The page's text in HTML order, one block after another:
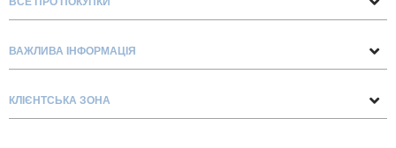
Про нас
Блог
ВАЖЛИВА ІНФОРМАЦІЯ
Доставка та оплата
КЛІЄНТСЬКА ЗОНА